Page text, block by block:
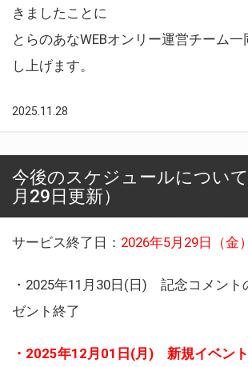
きましたことに
とらのあなWEBオンリー運営チーム一
し上げます。
2025.11.28
今後のスケジュールについ
月29日更新）
サービス終了日： 2026年5月29日（金）
・2025年11月30日(日) 記念コメント
ゼント終了
・2025年12月01日(月) 新規イベン